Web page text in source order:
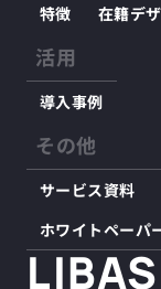
特徴 在籍デ
活用
導入事例
その他
サービス資料
ホワイトペーパ